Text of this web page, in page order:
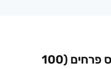
שקית צלופן 1015 מודפס פרחים (100